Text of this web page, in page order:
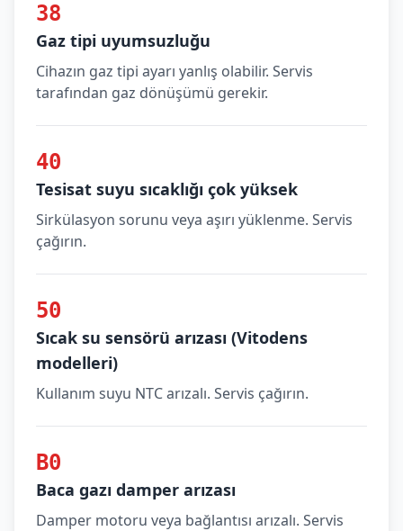
38
Gaz tipi uyumsuzluğu
Cihazın gaz tipi ayarı yanlış olabilir. Servis
tarafından gaz dönüşümü gerekir.
40
Tesisat suyu sıcaklığı çok yüksek
Sirkülasyon sorunu veya aşırı yüklenme. Servis
çağırın.
50
Sıcak su sensörü arızası (Vitodens
modelleri)
Kullanım suyu NTC arızalı. Servis çağırın.
B0
Baca gazı damper arızası
Damper motoru veya bağlantısı arızalı. Servis